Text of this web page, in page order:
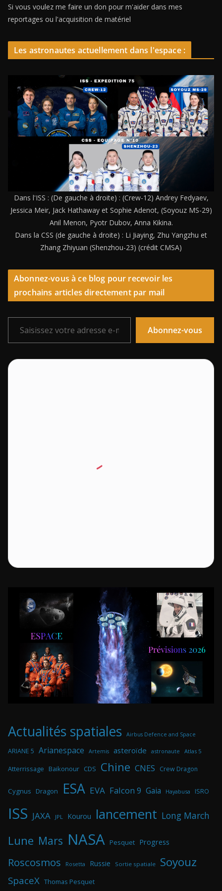
Si vous voulez me faire un don pour m'aider dans mes
reportages ou l'acquisition de matériel
Les astronautes actuellement dans l'espace :
Dans l'ISS : (De gauche à droite) : (Crew-12) Andrey Fedyaev,
Jessica Meir, Jack Hathaway et Sophie Adenot, (Soyouz MS-29)
Anil Menon, Pyotr Dubov, Anna Kikina.
Dans la CSS (de gauche à droite) : Li Jiaying, Zhu Yangzhu et
Zhang Zhiyuan (Shenzhou-23) (crédit CMSA)
Abonnez-vous à ce blog pour recevoir les
prochains articles directement par mail
Saisissez votre adresse e-mail…
Abonnez-vous
Actualités spatiales Airbus Defence and Space
ARIANE 5 Arianespace Artemis asteroïde astronaute Atlas 5
Atterrissage Baikonour CDS Chine CNES Crew Dragon
Cygnus Dragon ESA EVA Falcon 9 Gaia Hayabusa ISRO
ISS JAXA JPL Kourou lancement Long March
Lune Mars NASA Pesquet Progress
Roscosmos Rosetta Russie Sortie spatiale Soyouz
SpaceX Thomas Pesquet